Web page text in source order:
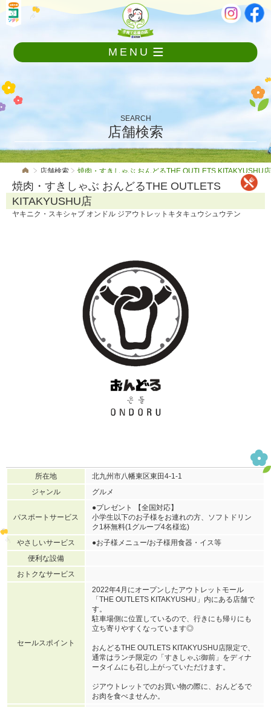
ニ
し
て
本
MENU
SEARCH
店舗検索
店舗検索 焼肉・すきしゃぶ おんどるTHE OUTLETS KITAKYUSHU店
焼肉・すきしゃぶ おんどるTHE OUTLETS
KITAKYUSHU店
ヤキニク・スキシャブ オンドル ジアウトレットキタキュウシュウテン
所在地
北九州市八幡東区東田4-1-1
ジャンル
グルメ
パスポートサービス
●プレゼント 【全国対応】
小学生以下のお子様をお連れの方、ソフトドリン
ク1杯無料(1グループ4名様迄)
やさしいサービス
●お子様メニュー/お子様用食器・イス等
便利な設備
おトクなサービス
セールスポイント
2022年4月にオープンしたアウトレットモール
「THE OUTLETS KITAKYUSHU」内にある店舗で
す。
駐車場側に位置しているので、行きにも帰りにも
立ち寄りやすくなっています◎
おんどるTHE OUTLETS KITAKYUSHU店限定で、
通常はランチ限定の「すきしゃぶ御前」をディナ
ータイムにも召し上がっていただけます。
ジアウトレットでのお買い物の際に、おんどるで
お肉を食べませんか。